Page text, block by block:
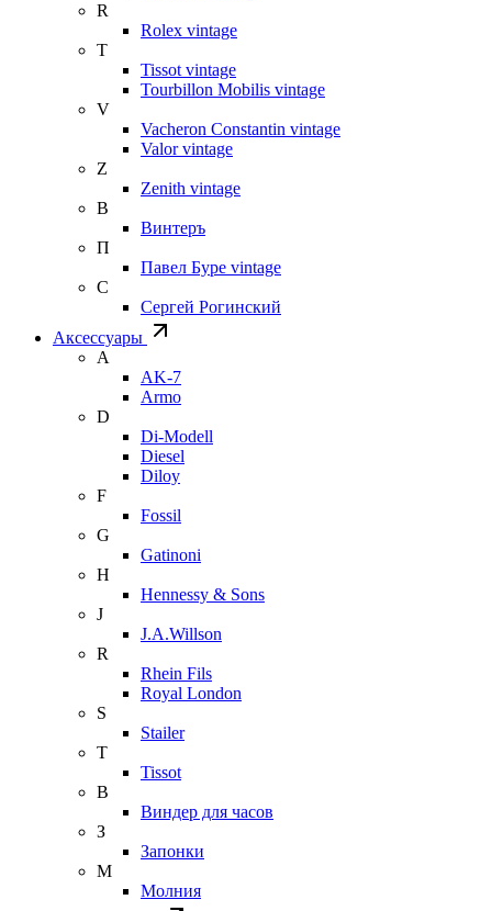
R
Rolex vintage
T
Tissot vintage
Tourbillon Mobilis vintage
V
Vacheron Constantin vintage
Valor vintage
Z
Zenith vintage
В
Винтеръ
П
Павел Буре vintage
С
Сергей Рогинский
Аксессуары
A
AK-7
Armo
D
Di-Modell
Diesel
Diloy
F
Fossil
G
Gatinoni
H
Hennessy & Sons
J
J.A.Willson
R
Rhein Fils
Royal London
S
Stailer
T
Tissot
В
Виндер для часов
З
Запонки
М
Молния